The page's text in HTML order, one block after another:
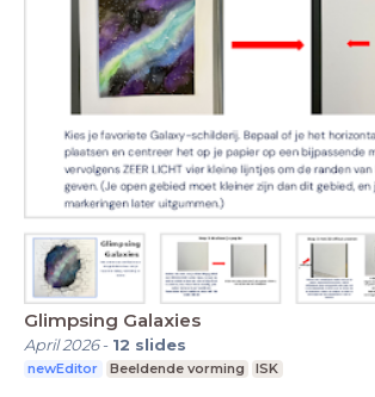
Glimpsing Galaxies
April 2026- 12 slides
newEditor Beeldende vorming ISK